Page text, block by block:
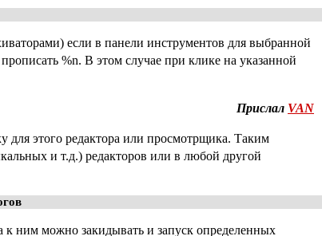
если в панели инструментов для выбранной
%n. В этом случае при клике на указанной
Прислал VAN
для этого редактора или просмотрщика. Таким
и т.д.) редакторов или в любой другой
к ним можно закидывать и запуск определенных